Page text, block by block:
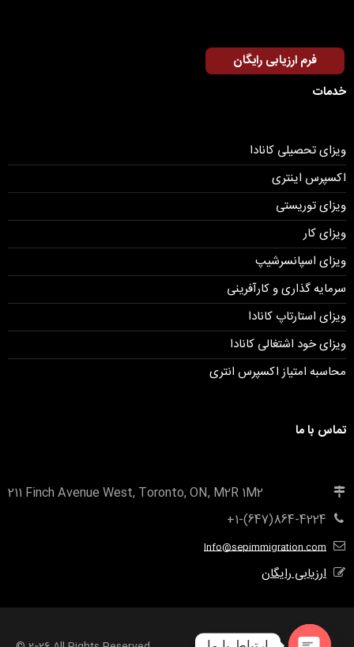
فرم ارزیابی رایگان
خدمات
ویزای تحصیلی کانادا
اکسپرس اینتری
ویزای توریستی
ویزای کار
ویزای اسپانسرشیپ
سرمایه گذاری و کارآفرینی
ویزای استارتاپ کانادا
ویزای خود اشتغالی کانادا
محاسبه امتیاز اکسپرس انتری
تماس با ما
211 Finch Avenue West, Toronto, ON, M2R 1M2
+1-(647)864-4224
Info@sepimmigration.com
ارزیابی رایگان